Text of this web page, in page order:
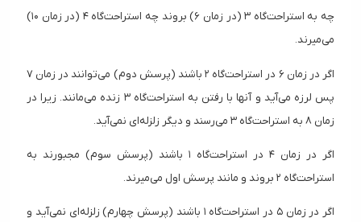
چه به استراحت‌گاه ۳ (در زمان ۶) بروند چه استراحت‌گاه ۴ (در زمان ۱۰)
می‌میرند.
اگر در زمان ۶ در استراحت‌گاه ۲ باشند (پرسش دوم) می‌توانند در زمان ۷
پس لرزه می‌آید و آنها با رفتن به استراحت‌گاه ۳ زنده می‌مانند. زیرا در
زمان ۸ به استراحت‌گاه ۳ می‌رسند و دیگر زلزله‌ای نمی‌آید.
اگر در زمان ۴ در استراحت‌گاه ۱ باشند (پرسش سوم) مجبورند به
استراحت‌گاه ۲ بروند و مانند پرسش اول می‌میرند.
اگر در زمان ۵ در استراحت‌گاه ۱ باشند (پرسش چهارم) زلزله‌ای نمی‌آید و